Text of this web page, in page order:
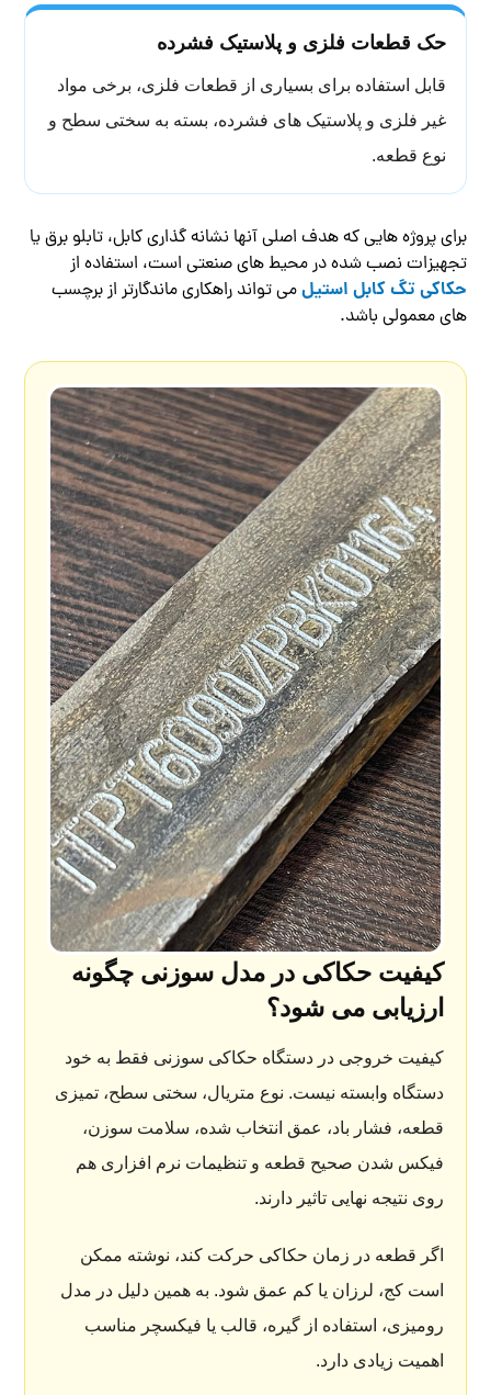
حک قطعات فلزی و پلاستیک فشرده
قابل استفاده برای بسیاری از قطعات فلزی، برخی مواد
غیر فلزی و پلاستیک های فشرده، بسته به سختی سطح و
نوع قطعه.
برای پروژه هایی که هدف اصلی آنها نشانه گذاری کابل، تابلو برق یا
تجهیزات نصب شده در محیط های صنعتی است، استفاده از
حکاکی تگ کابل استیلمی تواند راهکاری ماندگارتر از برچسب
های معمولی باشد.
کیفیت حکاکی در مدل سوزنی چگونه
ارزیابی می شود؟
کیفیت خروجی در دستگاه حکاکی سوزنی فقط به خود
دستگاه وابسته نیست. نوع متریال، سختی سطح، تمیزی
قطعه، فشار باد، عمق انتخاب شده، سلامت سوزن،
فیکس شدن صحیح قطعه و تنظیمات نرم افزاری هم
روی نتیجه نهایی تاثیر دارند.
اگر قطعه در زمان حکاکی حرکت کند، نوشته ممکن
است کج، لرزان یا کم عمق شود. به همین دلیل در مدل
رومیزی، استفاده از گیره، قالب یا فیکسچر مناسب
اهمیت زیادی دارد.